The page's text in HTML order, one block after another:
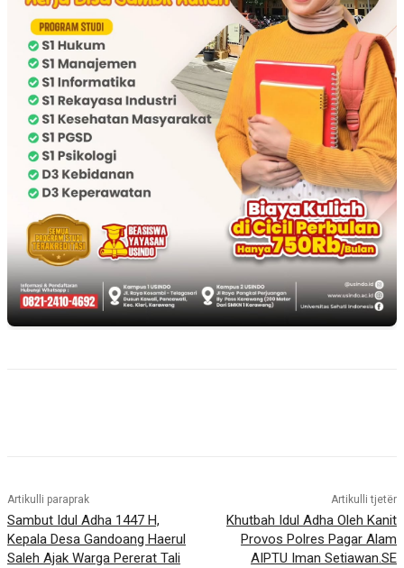
Artikulli paraprak
Sambut Idul Adha 1447 H,
Kepala Desa Gandoang Haerul
Saleh Ajak Warga Pererat Tali
Artikulli tjetër
Khutbah Idul Adha Oleh Kanit
Provos Polres Pagar Alam
AIPTU Iman Setiawan.SE